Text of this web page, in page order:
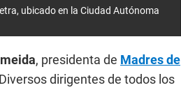
ubicado en la Ciudad Autónoma
, presidenta de Madres de
dirigentes de todos los